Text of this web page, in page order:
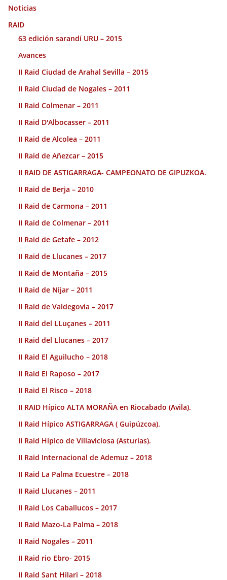
Noticias
RAID
63 edición sarandí URU – 2015
Avances
II Raid Ciudad de Arahal Sevilla – 2015
II Raid Ciudad de Nogales – 2011
II Raid Colmenar – 2011
II Raid D'Albocasser – 2011
II Raid de Alcolea – 2011
II Raid de Añezcar – 2015
II RAID DE ASTIGARRAGA- CAMPEONATO DE GIPUZKOA.
II Raid de Berja – 2010
II Raid de Carmona – 2011
II Raid de Colmenar – 2011
II Raid de Getafe – 2012
II Raid de Llucanes – 2017
II Raid de Montaña – 2015
II Raid de Nijar – 2011
II Raid de Valdegovía – 2017
II Raid del LLuçanes – 2011
II Raid del Llucanes – 2017
II Raid El Aguilucho – 2018
II Raid El Raposo – 2017
II Raid El Risco – 2018
II RAID Hípico ALTA MORAÑA en Riocabado (Avila).
II Raid Hípico ASTIGARRAGA ( Guipúzcoa).
II Raid Hípico de Villaviciosa (Asturias).
II Raid Internacional de Ademuz – 2018
II Raid La Palma Ecuestre – 2018
II Raid Llucanes – 2011
II Raid Los Caballucos – 2017
II Raid Mazo-La Palma – 2018
II Raid Nogales – 2011
II Raid rio Ebro- 2015
II Raid Sant Hilari – 2018